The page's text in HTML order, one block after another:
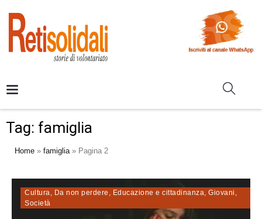
Tag: famiglia
Home » famiglia» Pagina 2
Cultura, Da non perdere , Educazione e cittadinanza, Giovani ,
Società